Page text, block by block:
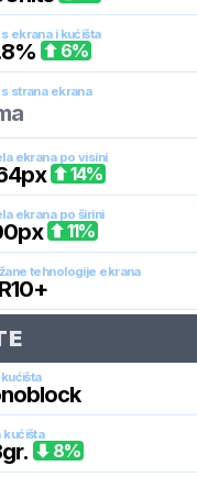
ekrana i kućišta
% 6%
strana ekrana
ekrana po visini
px 14%
ekrana po širini
px 11%
tehnologije ekrana
kućišta
gr. 8%